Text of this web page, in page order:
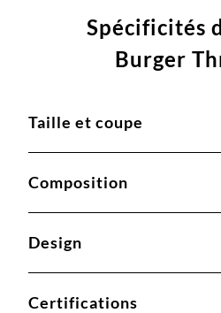
Spécificités
Burger
Taille et coupe
Composition
Design
Certifications